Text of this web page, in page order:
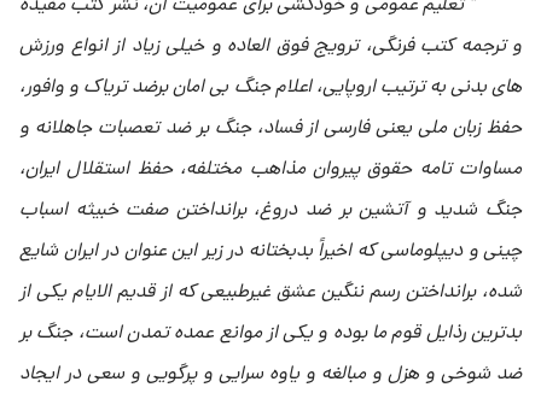
" تعلیم عمومى و خودکشى براى عمومیت آن، نشر کتب مفیده
و ترجمه کتب فرنگى، ترویج فوق العاده و خیلى زیاد از انواع ورزش
هاى بدنى به ترتیب اروپایى، اعلام جنگ بى امان برضد تریاک و وافور،
حفظ زبان ملى یعنى فارسى از فساد، جنگ بر ضد تعصبات جاهلانه و
مساوات تامه حقوق پیروان مذاهب مختلفه، حفظ استقلال ایران،
جنگ شدید و آتشین بر ضد دروغ، برانداختن صفت خبیثه اسباب
چینى و دیپلوماسى که اخیراً بدبختانه در زیر این عنوان در ایران شایع
شده، برانداختن رسم ننگین عشق غیرطبیعى که از قدیم الایام یکى از
بدترین رذایل قوم ما بوده و یکى از موانع عمده تمدن است، جنگ بر
ضد شوخى و هزل و مبالغه و یاوه سرایى و پرگویى و سعى در ایجاد